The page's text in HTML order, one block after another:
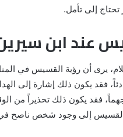
إلى تأمل.
عند ابن
يرى أن رؤية القسيس في
فقد يكون ذلك إشارة إلى
فقد يكون ذلك تحذيراً من
إلى وجود شخص ناصح في
في